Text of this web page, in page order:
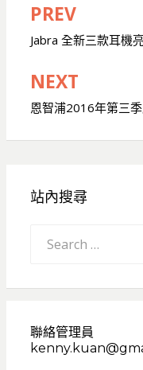
文
章
導
覽
PREV
Jabra 全新三款耳機
NEXT
恩智浦2016年第三
站內搜尋
for:
聯絡管理員